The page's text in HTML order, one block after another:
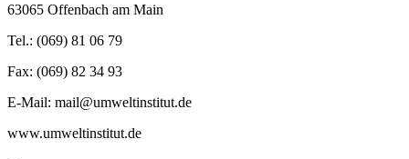
63065 Offenbach am Main
Tel.: (069) 81 06 79
Fax: (069) 82 34 93
E-Mail: mail@umweltinstitut.de
www.umweltinstitut.de